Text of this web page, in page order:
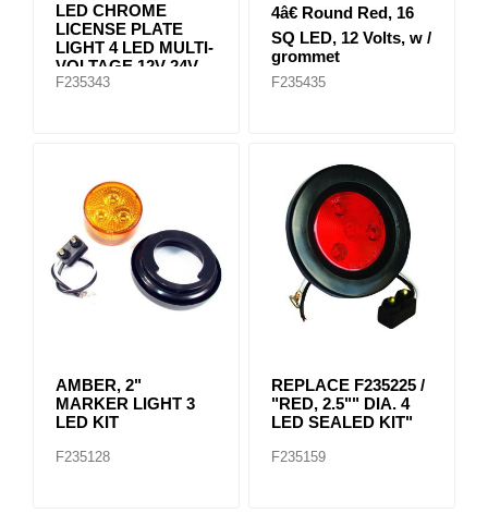
LED CHROME
LICENSE PLATE
LIGHT 4 LED MULTI-
VOLTAGE 12V-24V
F235343
4â€ Round Red, 16
SQ LED, 12 Volts, w /
grommet
F235435
AMBER, 2"
MARKER LIGHT 3
LED KIT
F235128
REPLACE F235225 /
"RED, 2.5"" DIA. 4
LED SEALED KIT"
F235159